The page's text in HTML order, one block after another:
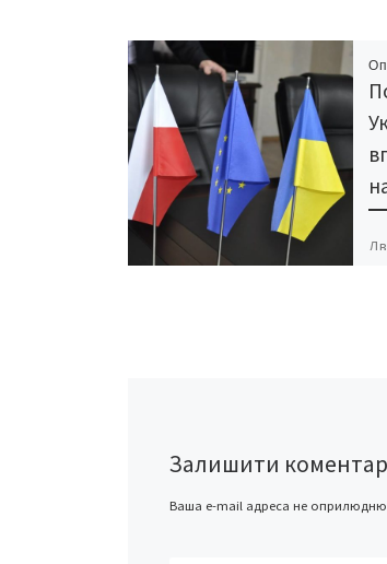
Залишити коментар
Ваша e-mail адреса не